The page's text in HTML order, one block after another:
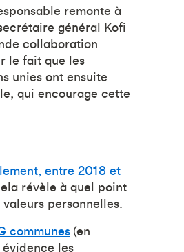
remonte à
général Kofi
collaboration
le fait que les
unies ont ensuite
qui encourage cette
entre 2018 et
révèle à quel point
personnelles.
communes(en
les